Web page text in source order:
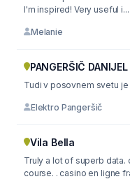
I'm inspired! Very useful i...
Melanie
PANGERŠIČ
Tudi v posovnem svetu je
Elektro Pangeršič
Vila Bella
Truly a lot of superb
course. . casino en ligne